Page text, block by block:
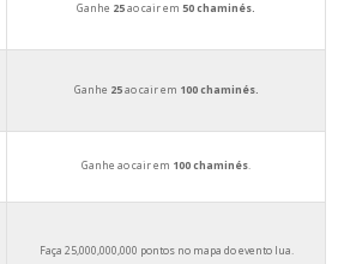
Ganhe 25ao cair em 50 chaminés.
Ganhe 25ao cair em 100 chaminés.
Ganhe ao cair em 100 chaminés.
Faça 25,000,000,000 pontos no mapa do evento lua.